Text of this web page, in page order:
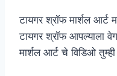
टायगर श्रॉफ मार्शल
टायगर श्रॉफ आपल्याला
मार्शल आर्ट चे विडिओ